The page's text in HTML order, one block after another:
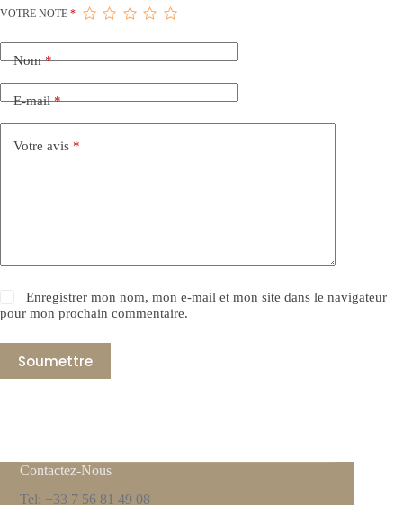
VOTRE NOTE *
Nom*
E-mail*
Votre avis *
Enregistrer mon nom, mon e-mail et mon site dans le navigateur
pour mon prochain commentaire.
Soumettre
Contactez-Nous
Tel: +33 7 56 81 49 08